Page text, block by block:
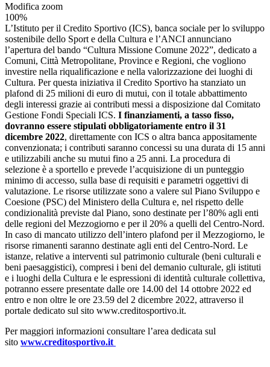
Modifica zoom
100%
L’Istituto per il Credito Sportivo (ICS), banca sociale per lo sviluppo
sostenibile dello Sport e della Cultura e l’ANCI annunciano
l’apertura del bando “Cultura Missione Comune 2022”, dedicato a
Comuni, Città Metropolitane, Province e Regioni, che vogliono
investire nella riqualificazione e nella valorizzazione dei luoghi di
Cultura. Per questa iniziativa il Credito Sportivo ha stanziato un
plafond di 25 milioni di euro di mutui, con il totale abbattimento
degli interessi grazie ai contributi messi a disposizione dal Comitato
Gestione Fondi Speciali ICS. I finanziamenti, a tasso fisso,
dovranno essere stipulati obbligatoriamente entro il 31
dicembre 2022, direttamente con ICS o altra banca appositamente
convenzionata; i contributi saranno concessi su una durata di 15 anni
e utilizzabili anche su mutui fino a 25 anni. La procedura di
selezione è a sportello e prevede l’acquisizione di un punteggio
minimo di accesso, sulla base di requisiti e parametri oggettivi di
valutazione. Le risorse utilizzate sono a valere sul Piano Sviluppo e
Coesione (PSC) del Ministero della Cultura e, nel rispetto delle
condizionalità previste dal Piano, sono destinate per l’80% agli enti
delle regioni del Mezzogiorno e per il 20% a quelli del Centro-Nord.
In caso di mancato utilizzo dell’intero plafond per il Mezzogiorno, le
risorse rimanenti saranno destinate agli enti del Centro-Nord. Le
istanze, relative a interventi sul patrimonio culturale (beni culturali e
beni paesaggistici), compresi i beni del demanio culturale, gli istituti
e i luoghi della Cultura e le espressioni di identità culturale collettiva,
potranno essere presentate dalle ore 14.00 del 14 ottobre 2022 ed
entro e non oltre le ore 23.59 del 2 dicembre 2022, attraverso il
portale dedicato sul sito www.creditosportivo.it.
Per maggiori informazioni consultare l’area dedicata sul
sito www.creditosportivo.it